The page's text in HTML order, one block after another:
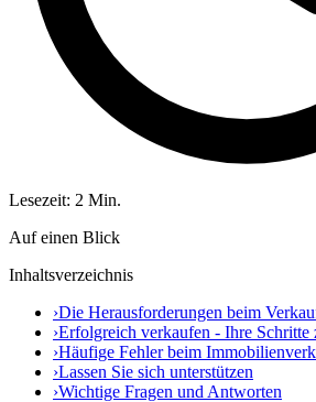
Lesezeit: 2 Min.
Auf einen Blick
Inhaltsverzeichnis
›Die Herausforderungen beim
›Erfolgreich verkaufen - Ihre Schritte
›Häufige Fehler beim
›Lassen Sie sich unterstützen
›Wichtige Fragen und Antworten